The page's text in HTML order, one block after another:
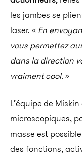
les jambes se
laser. « En
vous permettez
dans la direction
vraiment cool.»
L’équipe de
microscopiques,
masse est
des fonctions,